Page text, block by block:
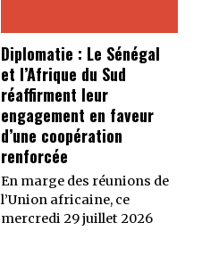
Diplomatie : Le Sénégal
et l’Afrique du Sud
réaffirment leur
engagement en faveur
d’une coopération
renforcée
En marge des réunions de
l’Union africaine, ce
mercredi 29 juillet 2026